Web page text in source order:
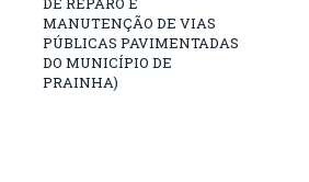
MANUTENÇÃO DE VIAS
PÚBLICAS PAVIMENTADAS
DO MUNICÍPIO DE
PRAINHA)